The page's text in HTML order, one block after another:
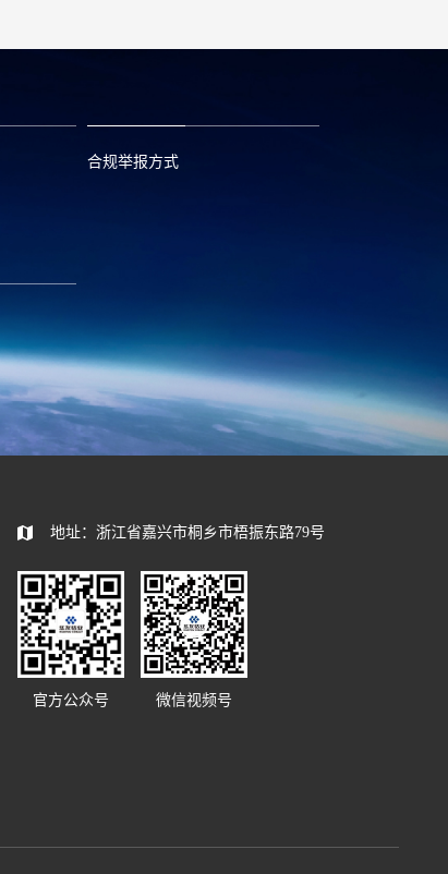
合规举报方式
地址：浙江省嘉兴市桐乡市梧振东路79号
官方公众号 微信视频号